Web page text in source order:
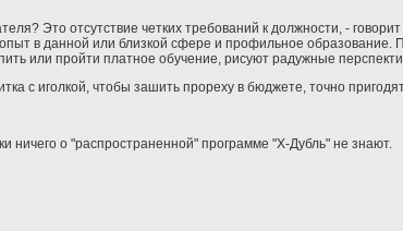
Это отсутствие четких требований к должности, -
в данной или близкой сфере и профильное
или пройти платное обучение, рисуют радужные
с иголкой, чтобы зашить прореху в бюджете, точно
ничего о "распространенной" программе "Х-Дубль" не знают.